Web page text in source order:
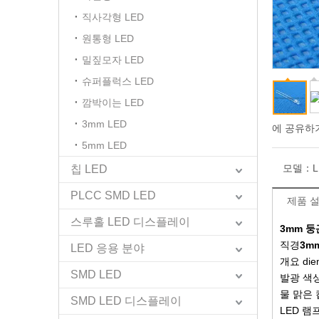
직사각형 LED
원통형 LED
밀짚모자 LED
슈퍼플럭스 LED
깜박이는 LED
3mm LED
5mm LED
칩 LED
PLCC SMD LED
스루홀 LED 디스플레이
LED 응용 분야
SMD LED
SMD LED 디스플레이
에 공유하
모델：
제품
3mm 둥
직경
개요
발광 색
물 맑은
LED 램